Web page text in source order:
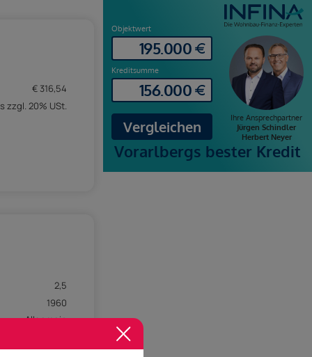
€ 316,54
zzgl. 20% USt.
2,5
1960
Allgemein